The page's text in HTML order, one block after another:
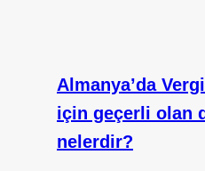
Almanya’da
için geçerli olan
nelerdir?